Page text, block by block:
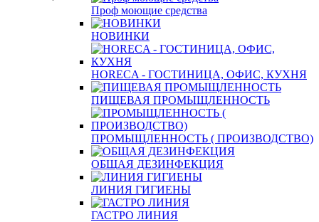
Проф моющие средства
НОВИНКИ
HORECA - ГОСТИНИЦА, ОФИС, КУХНЯ
ПИЩЕВАЯ ПРОМЫЩЛЕННОСТЬ
ПРОМЫЩЛЕННОСТЬ ( ПРОИЗВОДСТВО)
ОБЩАЯ ДЕЗИНФЕКЦИЯ
ЛИНИЯ ГИГИЕНЫ
ГАСТРО ЛИНИЯ